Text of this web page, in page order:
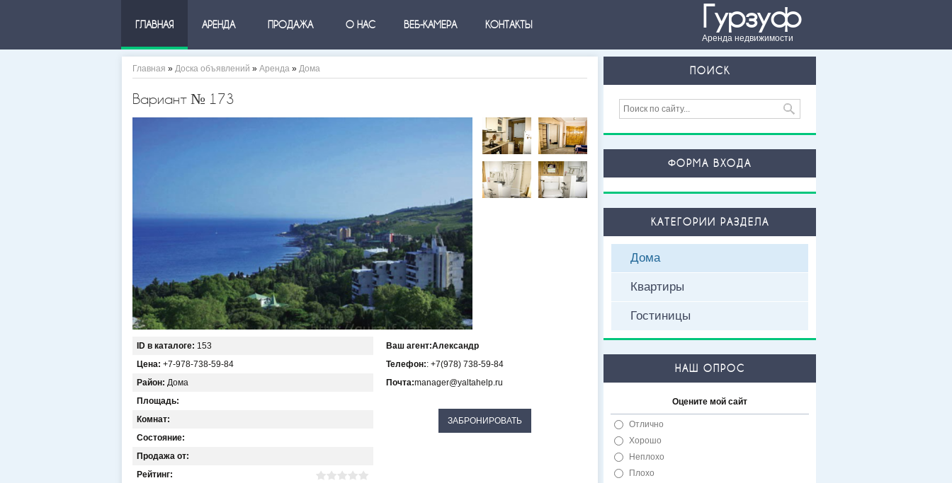
ГЛАВНАЯ АРЕНДА ПРОДАЖА О НАС ВЕБ-КАМЕРА КОНТАКТЫ Гурзуф
Аренда недвижимости
Главная » Доска объявлений » Аренда » Дома
Вариант № 173
ID в каталоге: 153
Цена: +7-978-738-59-84
Район: Дома
Площадь:
Комнат:
Состояние:
Продажа от:
Рейтинг:
Ваш агент:Александр
Телефон:: +7(978) 738-59-84
Почта:manager@yaltahelp.ru
ПОИСК
ФОРМА ВХОДА
КАТЕГОРИИ РАЗДЕЛА
Дома
Квартиры
Гостиницы
НАШ ОПРОС
Оцените мой сайт
Отлично
Хорошо
Неплохо
Плохо